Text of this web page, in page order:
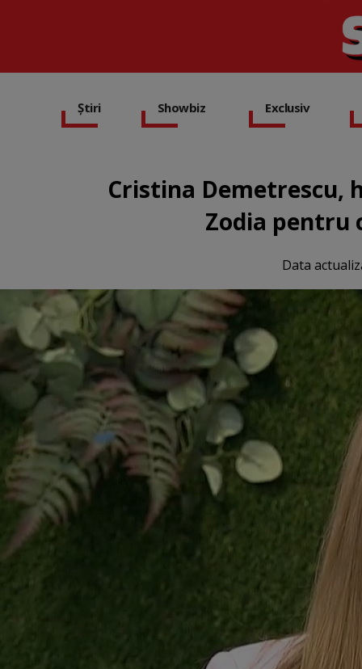
Știri Showbiz Exclusiv
Cristina Demetrescu,
Zodia pentru
Data